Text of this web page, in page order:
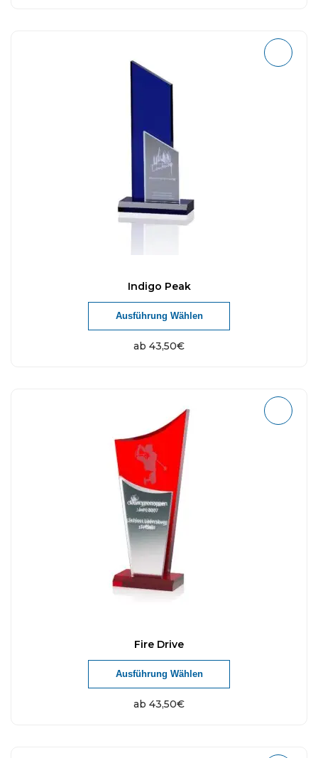
Indigo Peak
ab 43,50€
Ausführung Wählen
Fire Drive
ab 43,50€
Ausführung Wählen